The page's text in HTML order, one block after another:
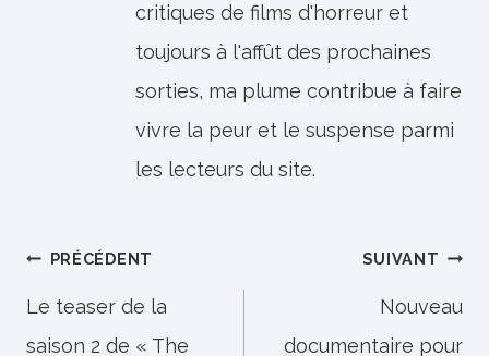
critiques de films d'horreur et
toujours à l'affût des prochaines
sorties, ma plume contribue à faire
vivre la peur et le suspense parmi
les lecteurs du site.
Navigation
de
PRÉCÉDENT
Le teaser de la
saison 2 de « The
SUIVANT
Nouveau
documentaire pour